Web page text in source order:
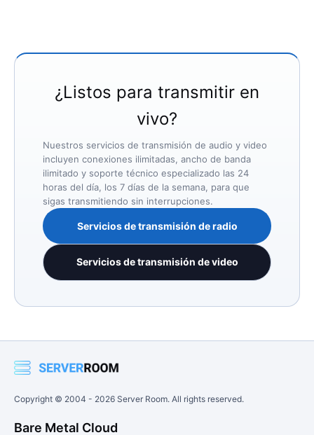
¿Listos para transmitir en
vivo?
Nuestros servicios de transmisión de audio y video
incluyen conexiones ilimitadas, ancho de banda
ilimitado y soporte técnico especializado las 24
horas del día, los 7 días de la semana, para que
sigas transmitiendo sin interrupciones.
Servicios de transmisión de radio
Servicios de transmisión de video
Copyright © 2004 - 2026 Server Room. All rights reserved.
Bare Metal Cloud